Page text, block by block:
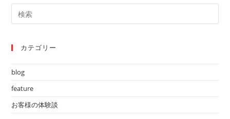
読
む
索
カテゴリー
blog
feature
お客様の体験談